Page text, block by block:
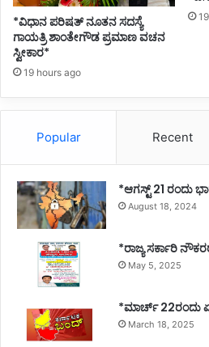
*ವಿಧಾನ ಪರಿಷತ್ ನೂತನ ಸದಸ್ಯೆ
ಗಾಯತ್ರಿ ಶಾಂತೇಗೌಡ ಪ್ರಮಾಣ ವಚನ
ಸ್ವೀಕಾರ*
19 hours ago
Popular Recent
*ಆಗಸ್ಟ್ 21 ರಂದು
August 18, 2024
*ರಾಜ್ಯ ಸರ್ಕಾರಿ
May 5, 2025
*ಮಾರ್ಚ್ 22ರಂದು
March 18, 2025